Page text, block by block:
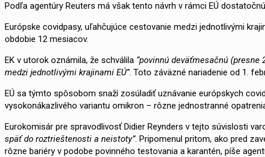
Podľa agentúry Reuters má však tento návrh v rámci EÚ
Európske covidpasy, uľahčujúce cestovanie medzi jednotlivými
obdobie 12 mesiacov.
EK v utorok oznámila, že schválila “povinnú deväťmesačnú
medzi jednotlivými krajinami EÚ”. Toto záväzné nariadenie od 1.
EÚ sa týmto spôsobom snaží zosúladiť uznávanie európskych
vysokonákazlivého variantu omikron – rôzne jednostranné
Eurokomisár pre spravodlivosť Didier Reynders v tejto súvislosti
späť do roztrieštenosti a neistoty”. Pripomenul pritom, ako pred
rôzne bariéry v podobe povinného testovania a karantén, píše